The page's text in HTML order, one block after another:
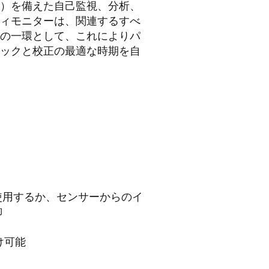
を備えた自己監視、分析、
モニターは、関連するすべ
一環として、これによりパ
クと校正の最適な時期を自
するか、センサーからのイ
可能